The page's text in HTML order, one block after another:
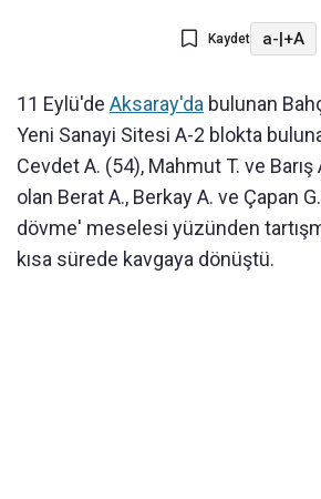
Kaydet a-|+A
11 Eylü'de Aksaray'da bulunan
Yeni Sanayi Sitesi A-2 blokta
Cevdet A. (54), Mahmut T. ve Barış
olan Berat A., Berkay A. ve Çapan
dövme' meselesi yüzünden
kısa sürede kavgaya dönüştü.